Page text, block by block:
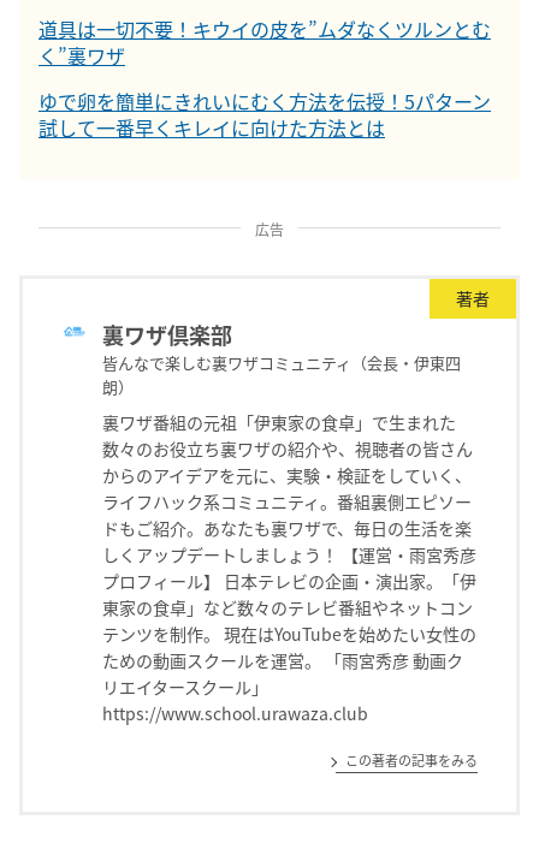
道具は一切不要！キウイの皮を”ムダなくツルンとむ
く”裏ワザ
ゆで卵を簡単にきれいにむく方法を伝授！5パターン
試して一番早くキレイに向けた方法とは
広告
著者
裏ワザ倶楽部
皆んなで楽しむ裏ワザコミュニティ（会長・伊東四
朗）
裏ワザ番組の元祖「伊東家の食卓」で生まれた
数々のお役立ち裏ワザの紹介や、視聴者の皆さん
からのアイデアを元に、実験・検証をしていく、
ライフハック系コミュニティ。番組裏側エピソー
ドもご紹介。あなたも裏ワザで、毎日の生活を楽
しくアップデートしましょう！ 【運営・雨宮秀彦
プロフィール】 日本テレビの企画・演出家。「伊
東家の食卓」など数々のテレビ番組やネットコン
テンツを制作。 現在はYouTubeを始めたい女性の
ための動画スクールを運営。 「雨宮秀彦 動画ク
リエイタースクール」
https://www.school.urawaza.club
この著者の記事をみる